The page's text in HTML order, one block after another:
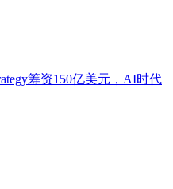
筹资150亿美元，AI时代